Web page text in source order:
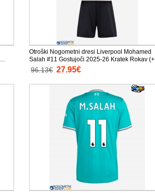
Otroški Nogometni dresi Liverpool Mohamed
Salah #11 Gostujoči 2025-26 Kratek Rokav (+
Kratke hlače)
96.13€ 27.95€